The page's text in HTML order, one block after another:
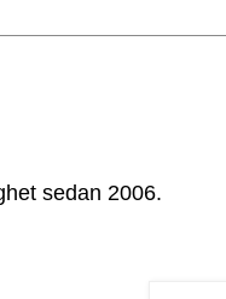
sedan 2006.